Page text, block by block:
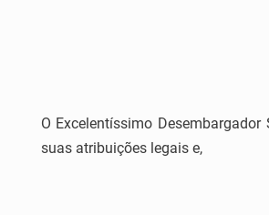
O Excelentíssimo
suas atribuições legais e,